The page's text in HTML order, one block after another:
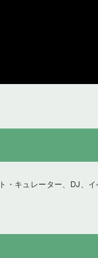
・キュレーター、DJ、イ